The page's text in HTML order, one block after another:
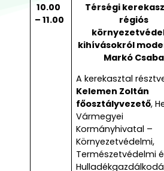
10.00
– 11.00
Térségi
régiós
kihívásokról
Markó Csaba
A kerekasztal
Kelemen Zoltán
főosztályvezető,
Vármegyei
Kormányhivatal –
Környezetvédelmi,
Természetvédelmi